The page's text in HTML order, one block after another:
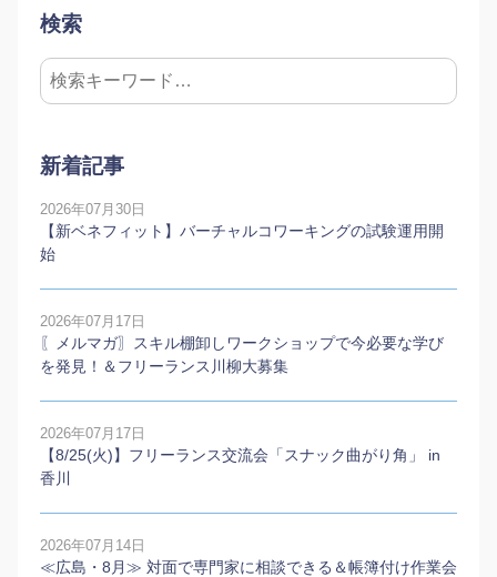
検索
新着記事
2026年07月30日
【新ベネフィット】バーチャルコワーキングの試験運用開
始
2026年07月17日
〖メルマガ〗スキル棚卸しワークショップで今必要な学び
を発見！＆フリーランス川柳大募集
2026年07月17日
【8/25(火)】フリーランス交流会「スナック曲がり角」 in
香川
2026年07月14日
≪広島・8月≫ 対面で専門家に相談できる＆帳簿付け作業会